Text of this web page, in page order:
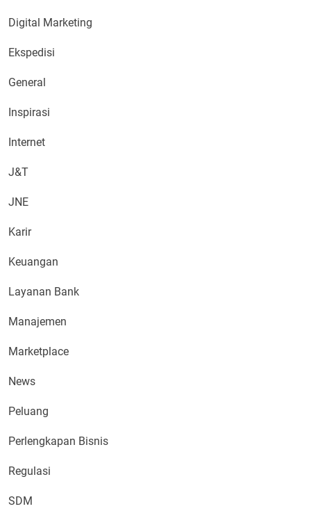
Digital Marketing
Ekspedisi
General
Inspirasi
Internet
J&T
JNE
Karir
Keuangan
Layanan Bank
Manajemen
Marketplace
News
Peluang
Perlengkapan Bisnis
Regulasi
SDM